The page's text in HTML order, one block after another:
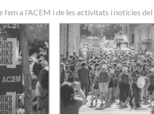
fem a l’ACEM i de les activitats i notícies